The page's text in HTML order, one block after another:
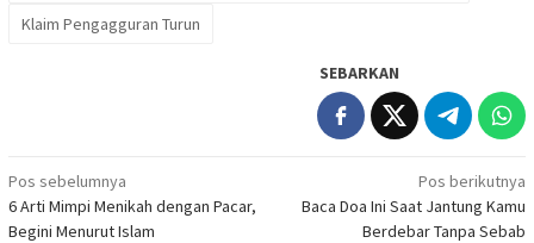
Klaim Pengagguran Turun
SEBARKAN
Navigasi
pos
Pos sebelumnya
6 Arti Mimpi Menikah dengan Pacar,
Begini Menurut Islam
Pos berikutnya
Baca Doa Ini Saat Jantung Kamu
Berdebar Tanpa Sebab